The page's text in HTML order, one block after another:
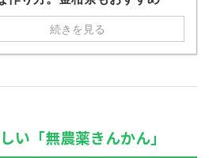
続きを見る
い「無農薬きんかん」